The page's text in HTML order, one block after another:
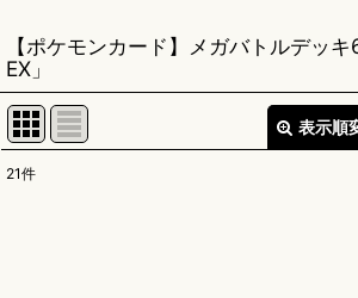
【ポケモンカード】メガバトルデッ
EX」
表示順
21件